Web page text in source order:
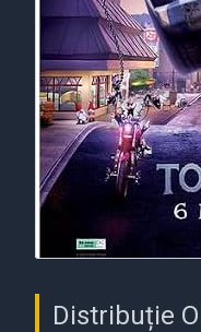
Distribuție